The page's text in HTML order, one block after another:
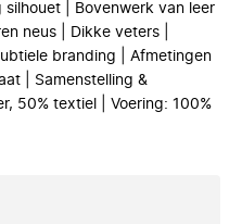
| Bovenwerk van leer
neus | Dikke veters |
branding | Afmetingen
| Samenstelling &
50% textiel | Voering: 100%